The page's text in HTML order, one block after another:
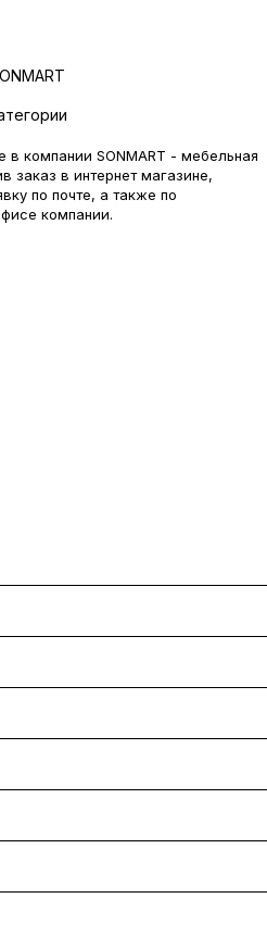
в компании SONMART - мебельная
заказ в интернет магазине,
по почте, а также по
компании.